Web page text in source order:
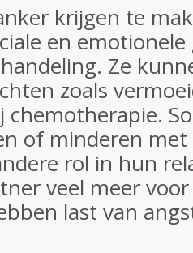
krijgen te
en
Ze
zoals
chemotherapie.
of minderen
rol in hun
veel meer
last van